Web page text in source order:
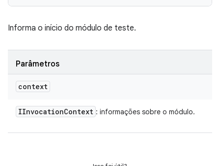
Informa o início do módulo de teste.
Parâmetros
context
IInvocationContext : informações sobre o módulo.